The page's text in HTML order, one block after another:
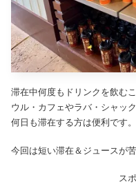
滞在中何度もドリンクを飲む
ウル・カフェやラバ・シャッ
何日も滞在する方は便利です。
今回は短い滞在＆ジュースが
ス